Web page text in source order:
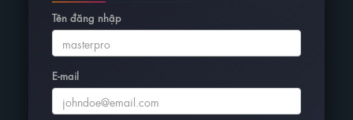
Tên đăng nhập
E-mail